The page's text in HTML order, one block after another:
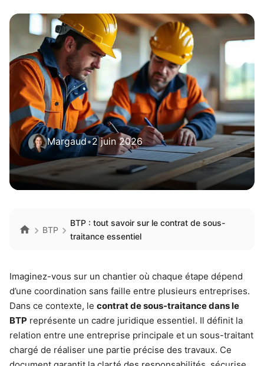
Margaud•2 juin 2026
BTP
BTP : tout savoir sur le contrat de sous-
traitance essentiel
Imaginez-vous sur un chantier où chaque étape dépend
d’une coordination sans faille entre plusieurs entreprises.
Dans ce contexte, le contrat de sous-traitance dans le
BTP représente un cadre juridique essentiel. Il définit la
relation entre une entreprise principale et un sous-traitant
chargé de réaliser une partie précise des travaux. Ce